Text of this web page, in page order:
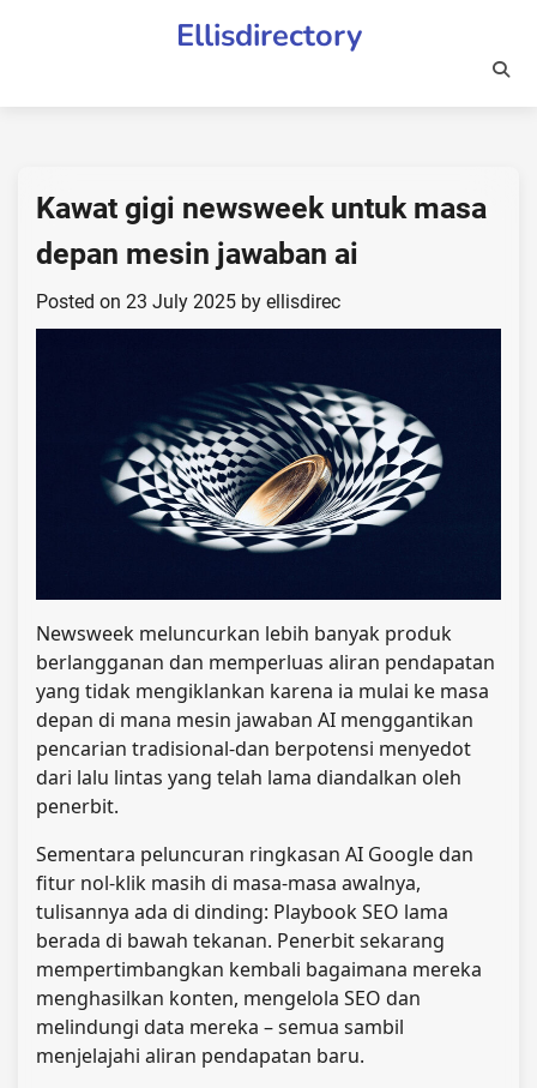
Ellisdirectory
Kawat gigi newsweek untuk masa
depan mesin jawaban ai
Posted on 23 July 2025 by ellisdirec
Newsweek meluncurkan lebih banyak produk
berlangganan dan memperluas aliran pendapatan
yang tidak mengiklankan karena ia mulai ke masa
depan di mana mesin jawaban AI menggantikan
pencarian tradisional-dan berpotensi menyedot
dari lalu lintas yang telah lama diandalkan oleh
penerbit.
Sementara peluncuran ringkasan AI Google dan
fitur nol-klik masih di masa-masa awalnya,
tulisannya ada di dinding: Playbook SEO lama
berada di bawah tekanan. Penerbit sekarang
mempertimbangkan kembali bagaimana mereka
menghasilkan konten, mengelola SEO dan
melindungi data mereka – semua sambil
menjelajahi aliran pendapatan baru.